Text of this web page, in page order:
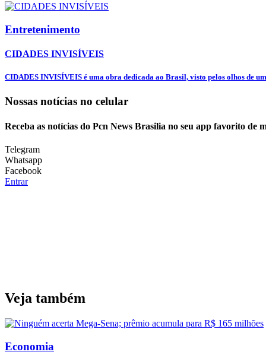
Entretenimento
CIDADES INVISÍVEIS
CIDADES INVISÍVEIS é uma obra dedicada ao Brasil, visto pelos olhos de
Nossas notícias no celular
Receba as notícias do Pcn News Brasilia no seu app favorito de
Telegram
Whatsapp
Facebook
Entrar
Veja também
Economia